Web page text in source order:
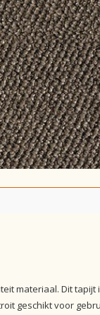
materiaal. Dit
geschikt voor